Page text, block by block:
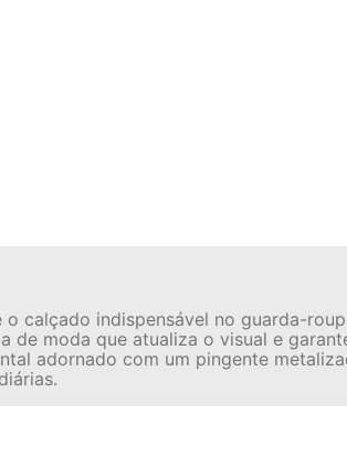
calçado indispensável no guarda-
moda que atualiza o visual e
adornado com um pingente